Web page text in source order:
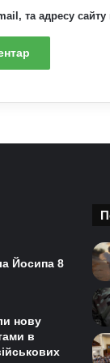
та адресу
Йосипа 8
нову
в